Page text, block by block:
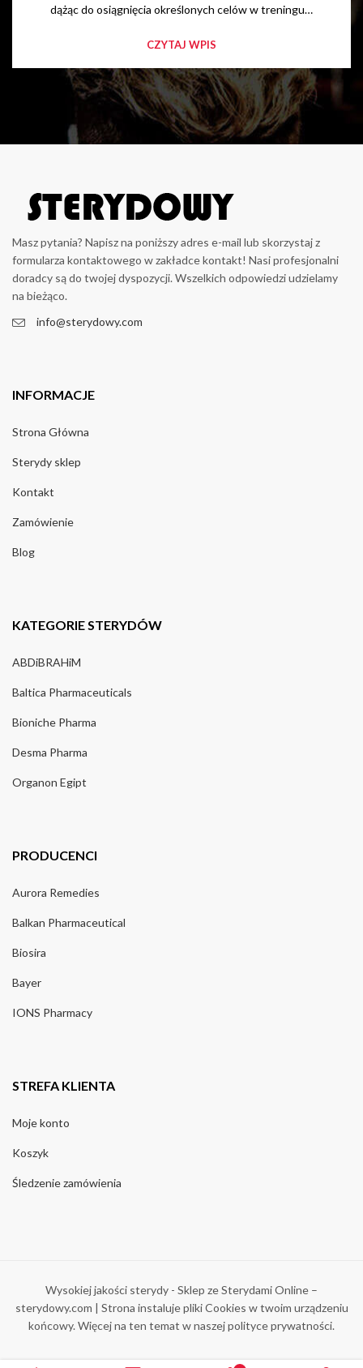
dążąc do osiągnięcia określonych celów w treningu…
CZYTAJ WPIS
Masz pytania? Napisz na poniższy adres e-mail lub skorzystaj z
formularza kontaktowego w zakładce kontakt! Nasi profesjonalni
doradcy są do twojej dyspozycji. Wszelkich odpowiedzi udzielamy
na bieżąco.
info@sterydowy.com
INFORMACJE
Strona Główna
Sterydy sklep
Kontakt
Zamówienie
Blog
KATEGORIE STERYDÓW
ABDiBRAHiM
Baltica Pharmaceuticals
Bioniche Pharma
Desma Pharma
Organon Egipt
PRODUCENCI
Aurora Remedies
Balkan Pharmaceutical
Biosira
Bayer
IONS Pharmacy
STREFA KLIENTA
Moje konto
Koszyk
Śledzenie zamówienia
Wysokiej jakości sterydy - Sklep ze Sterydami Online –
sterydowy.com | Strona instaluje pliki Cookies w twoim urządzeniu
końcowy. Więcej na ten temat w naszej polityce prywatności.